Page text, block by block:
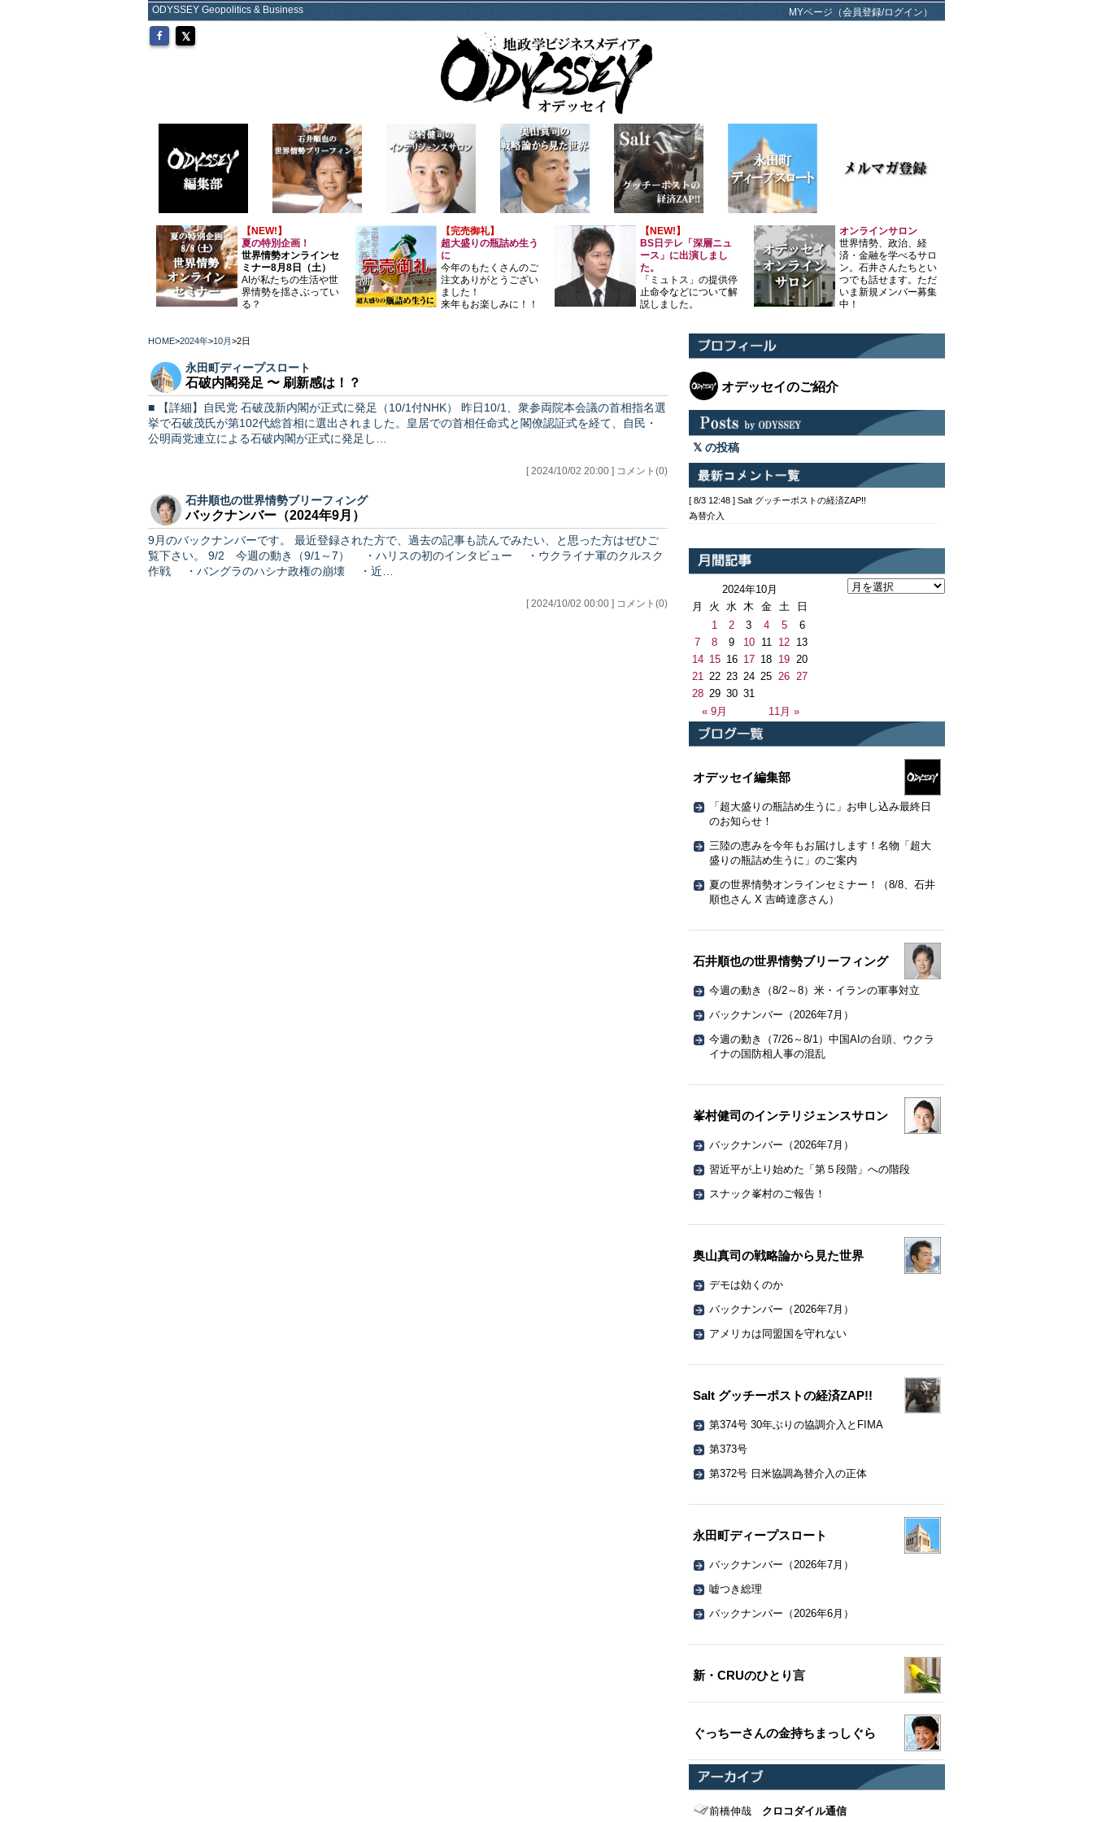
ODYSSEY Geopolitics & Business MYページ（会員登録/ログイン）
【NEW!】
夏の特別企画！
世界情勢オンラインセ
ミナー8月8日（土）
AIが私たちの生活や世
界情勢を揺さぶってい
る？
【完売御礼】
超大盛りの瓶詰め生う
に
今年のもたくさんのご
注文ありがとうござい
ました！
来年もお楽しみに！！
【NEW!】
BS日テレ「深層ニュ
ース」に出演しまし
た。
「ミュトス」の提供停
止命令などについて解
説しました。
オンラインサロン
世界情勢、政治、経
済・金融を学べるサロ
ン。石井さんたちとい
つでも話せます。ただ
いま新規メンバー募集
中！
HOME>2024年>10月>2日
永田町ディープスロート
石破内閣発足 〜 刷新感は！？
■ 【詳細】自民党 石破茂新内閣が正式に発足（10/1付NHK） 昨日10/1、衆参両院本会議の首相指名選
挙で石破茂氏が第102代総首相に選出されました。皇居での首相任命式と閣僚認証式を経て、自民・
公明両党連立による石破内閣が正式に発足し…
[ 2024/10/02 20:00 ] コメント(0)
石井順也の世界情勢ブリーフィング
バックナンバー（2024年9月）
9月のバックナンバーです。 最近登録された方で、過去の記事も読んでみたい、と思った方はぜひご
覧下さい。 9/2 今週の動き（9/1～7） ・ハリスの初のインタビュー ・ウクライナ軍のクルスク
作戦 ・バングラのハシナ政権の崩壊 ・近…
[ 2024/10/02 00:00 ] コメント(0)
オデッセイのご紹介
の投稿
[ 8/3 12:48 ] Salt グッチーポストの経済ZAP!!
為替介入
2024年10月
月
火 水 木 金 土 日
« 9月 11月 »
1 2 3 4 5
6
7
8 9 10 11 12 13
14 15 16 17 18 19 20
21
22 23 24 25 26 27
28 29 30 31
オデッセイ編集部
「超大盛りの瓶詰め生うに」お申し込み最終日
のお知らせ！
三陸の恵みを今年もお届けします！名物「超大
盛りの瓶詰め生うに」のご案内
夏の世界情勢オンラインセミナー！（8/8、石井
順也さん X 吉崎達彦さん）
石井順也の世界情勢ブリーフィング
今週の動き（8/2～8）米・イランの軍事対立
バックナンバー（2026年7月）
今週の動き（7/26～8/1）中国AIの台頭、ウクラ
イナの国防相人事の混乱
峯村健司のインテリジェンスサロン
バックナンバー（2026年7月）
習近平が上り始めた「第５段階」への階段
スナック峯村のご報告！
奥山真司の戦略論から見た世界
デモは効くのか
バックナンバー（2026年7月）
アメリカは同盟国を守れない
Salt グッチーポストの経済ZAP!!
第374号 30年ぶりの協調介入とFIMA
第373号
第372号 日米協調為替介入の正体
永田町ディープスロート
バックナンバー（2026年7月）
嘘つき総理
バックナンバー（2026年6月）
新・CRUのひとり言
ぐっちーさんの金持ちまっしぐら
前橋伸哉 クロコダイル通信